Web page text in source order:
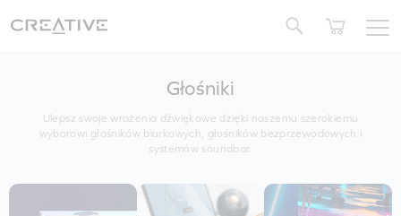
Głośniki
Ulepsz swoje wrażenia dźwiękowe dzięki naszemu szerokiemu
wyborowi głośników biurkowych, głośników bezprzewodowych i
systemów soundbar.